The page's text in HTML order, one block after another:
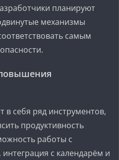
планируют
механизмы
самым
в себя ряд инструментов,
продуктивность
работы с
с календарём и